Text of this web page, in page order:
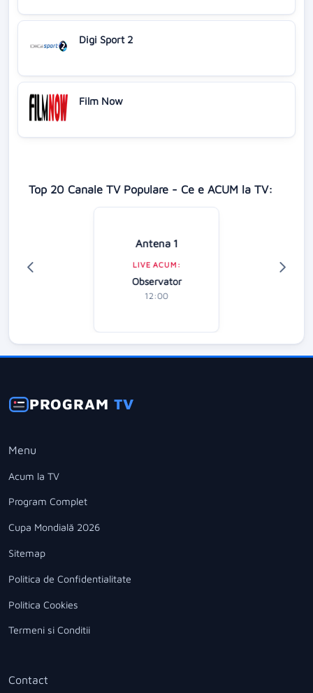
Digi Sport 2
Film Now
Top 20 Canale TV Populare - Ce e ACUM la TV:
Antena 1
LIVE ACUM:
Observator
12:00
PROGRAMTV
Menu
Acum la TV
Program Complet
Cupa Mondială 2026
Sitemap
Politica de Confidentialitate
Politica Cookies
Termeni si Conditii
Contact